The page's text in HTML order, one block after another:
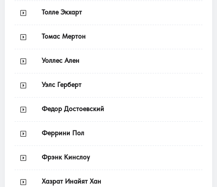
Толле Экхарт
Томас Мертон
Уоллес Ален
Уэлс Герберт
Федор Достоевский
Феррини Пол
Фрэнк Кинслоу
Хазрат Инайят Хан